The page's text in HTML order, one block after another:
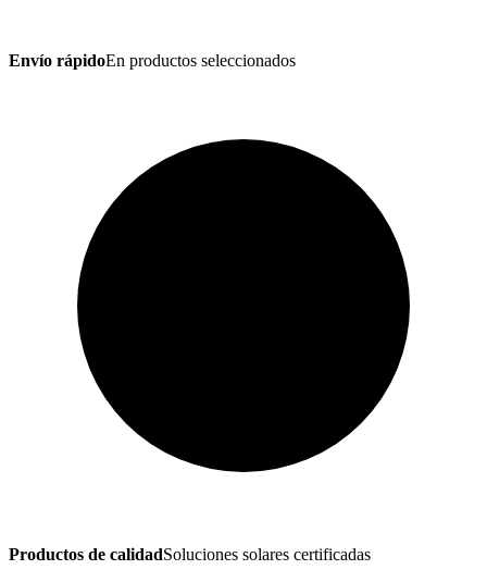
Envío rápidoEn productos seleccionados
Productos de calidadSoluciones solares certificadas